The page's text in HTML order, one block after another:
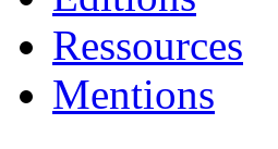
Ressources
Mentions